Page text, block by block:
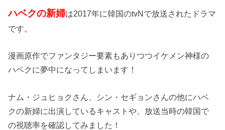
ハベクの新婦は2017年に韓国のtvNで放送されたドラマ
です。
漫画原作でファンタジー要素もありつつイケメン神様の
ハベクに夢中になってしまいます！
ナム・ジュヒョクさん、シン・セギョンさんの他にハベ
クの新婦に出演しているキャストや、放送当時の韓国で
の視聴率を確認してみました！